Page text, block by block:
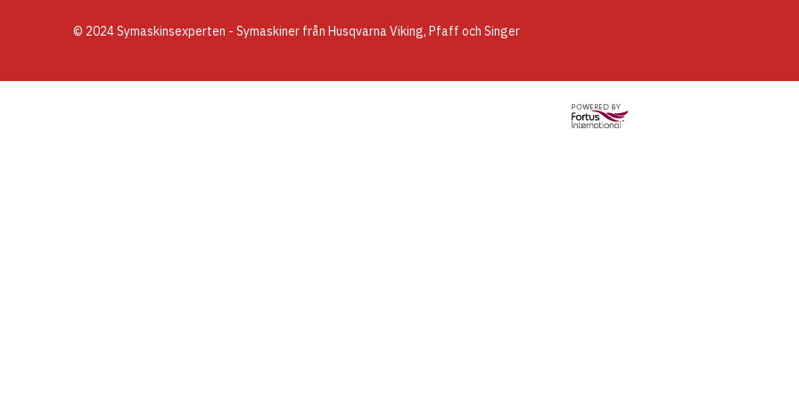
© 2024 Symaskinsexperten - Symaskiner från Husqvarna Viking, Pfaff och Singer